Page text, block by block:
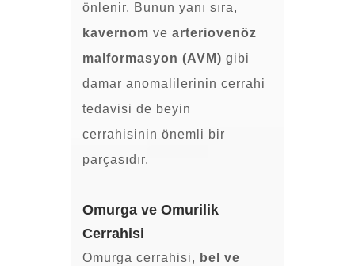
önlenir. Bunun yanı sıra,
kavernom ve arteriovenöz
malformasyon (AVM) gibi
damar anomalilerinin cerrahi
tedavisi de beyin
cerrahisinin önemli bir
parçasıdır.
Omurga ve Omurilik
Cerrahisi
Omurga cerrahisi, bel
ve